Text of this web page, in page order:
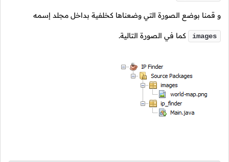
و قمنا بوضع الصورة التي وضعناها كخلفية بداخل مجلد إسمه
images كما في الصورة التالية.